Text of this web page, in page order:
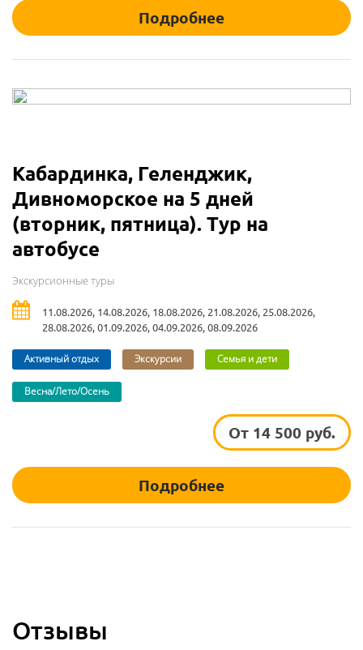
Подробнее
Кабардинка, Геленджик,
Дивноморское на 5 дней
(вторник, пятница). Тур на
автобусе
Экскурсионные туры
11.08.2026, 14.08.2026, 18.08.2026, 21.08.2026, 25.08.2026,
28.08.2026, 01.09.2026, 04.09.2026, 08.09.2026
Активный отдых Экскурсии Семья и дети
Весна/Лето/Осень
От 14 500 руб.
Подробнее
Отзывы